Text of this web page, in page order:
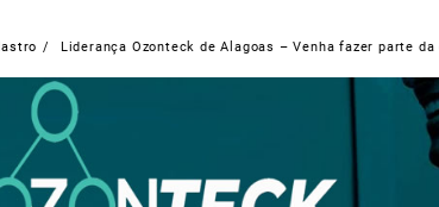
Liderança Ozonteck de Alagoas – Venha fazer parte